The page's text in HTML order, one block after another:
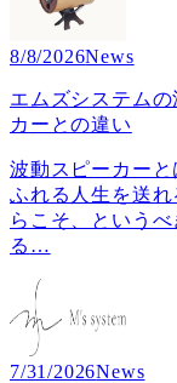
8/8/2026News
エムズシステム
カーとの違い
波動スピーカー
ふれる人生を送
らこそ、という
る …
7/31/2026News